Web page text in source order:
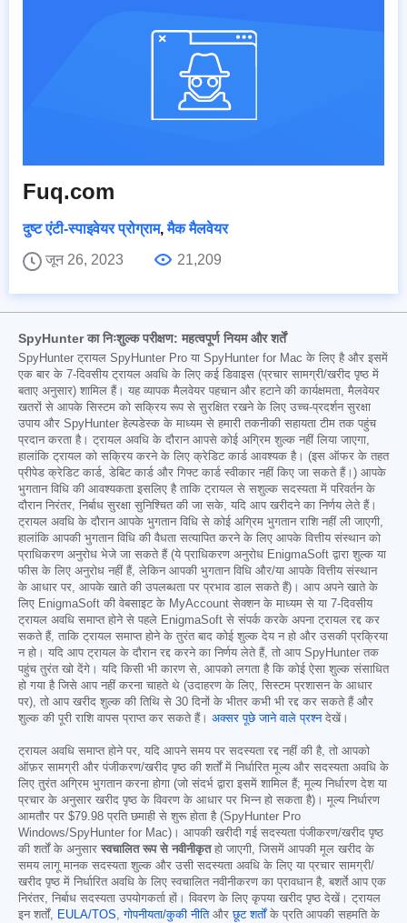
Fuq.com
दुष्ट एंटी-स्पाइवेयर प्रोग्राम,मैक मैलवेयर
जून 26, 2023
21,209
SpyHunter का निःशुल्क परीक्षण: महत्वपूर्ण नियम और शर्तें
SpyHunter ट्रायल SpyHunter Pro या SpyHunter for Mac के लिए है और इसमें
एक बार के 7-दिवसीय ट्रायल अवधि के लिए कई डिवाइस (प्रचार सामग्री/खरीद पृष्ठ में
बताए अनुसार) शामिल हैं। यह व्यापक मैलवेयर पहचान और हटाने की कार्यक्षमता, मैलवेयर
खतरों से आपके सिस्टम को सक्रिय रूप से सुरक्षित रखने के लिए उच्च-प्रदर्शन सुरक्षा
उपाय और SpyHunter हेल्पडेस्क के माध्यम से हमारी तकनीकी सहायता टीम तक पहुंच
प्रदान करता है। ट्रायल अवधि के दौरान आपसे कोई अग्रिम शुल्क नहीं लिया जाएगा,
हालांकि ट्रायल को सक्रिय करने के लिए क्रेडिट कार्ड आवश्यक है। (इस ऑफर के तहत
प्रीपेड क्रेडिट कार्ड, डेबिट कार्ड और गिफ्ट कार्ड स्वीकार नहीं किए जा सकते हैं।) आपके
भुगतान विधि की आवश्यकता इसलिए है ताकि ट्रायल से सशुल्क सदस्यता में परिवर्तन के
दौरान निरंतर, निर्बाध सुरक्षा सुनिश्चित की जा सके, यदि आप खरीदने का निर्णय लेते हैं।
ट्रायल अवधि के दौरान आपके भुगतान विधि से कोई अग्रिम भुगतान राशि नहीं ली जाएगी,
हालांकि आपकी भुगतान विधि की वैधता सत्यापित करने के लिए आपके वित्तीय संस्थान को
प्राधिकरण अनुरोध भेजे जा सकते हैं (ये प्राधिकरण अनुरोध EnigmaSoft द्वारा शुल्क या
फीस के लिए अनुरोध नहीं हैं, लेकिन आपकी भुगतान विधि और/या आपके वित्तीय संस्थान
के आधार पर, आपके खाते की उपलब्धता पर प्रभाव डाल सकते हैं)। आप अपने खाते के
लिए EnigmaSoft की वेबसाइट के MyAccount सेक्शन के माध्यम से या 7-दिवसीय
ट्रायल अवधि समाप्त होने से पहले EnigmaSoft से संपर्क करके अपना ट्रायल रद्द कर
सकते हैं, ताकि ट्रायल समाप्त होने के तुरंत बाद कोई शुल्क देय न हो और उसकी प्रक्रिया
न हो। यदि आप ट्रायल के दौरान रद्द करने का निर्णय लेते हैं, तो आप SpyHunter तक
पहुंच तुरंत खो देंगे। यदि किसी भी कारण से, आपको लगता है कि कोई ऐसा शुल्क संसाधित
हो गया है जिसे आप नहीं करना चाहते थे (उदाहरण के लिए, सिस्टम प्रशासन के आधार
पर), तो आप खरीद शुल्क की तिथि से 30 दिनों के भीतर कभी भी रद्द कर सकते हैं और
शुल्क की पूरी राशि वापस प्राप्त कर सकते हैं। अक्सर पूछे जाने वाले प्रश्नदेखें।
ट्रायल अवधि समाप्त होने पर, यदि आपने समय पर सदस्यता रद्द नहीं की है, तो आपको
ऑफ़र सामग्री और पंजीकरण/खरीद पृष्ठ की शर्तों में निर्धारित मूल्य और सदस्यता अवधि के
लिए तुरंत अग्रिम भुगतान करना होगा (जो संदर्भ द्वारा इसमें शामिल हैं; मूल्य निर्धारण देश या
प्रचार के अनुसार खरीद पृष्ठ के विवरण के आधार पर भिन्न हो सकता है)। मूल्य निर्धारण
आमतौर पर $79.98 प्रति छमाही से शुरू होता है (SpyHunter Pro
Windows/SpyHunter for Mac)। आपकी खरीदी गई सदस्यता पंजीकरण/खरीद पृष्ठ
की शर्तों के अनुसार स्वचालित रूप से नवीनीकृतहो जाएगी, जिसमें आपकी मूल खरीद के
समय लागू मानक सदस्यता शुल्क और उसी सदस्यता अवधि के लिए या प्रचार सामग्री/
खरीद पृष्ठ में निर्धारित अवधि के लिए स्वचालित नवीनीकरण का प्रावधान है, बशर्ते आप एक
निरंतर, निर्बाध सदस्यता उपयोगकर्ता हों। विवरण के लिए कृपया खरीद पृष्ठ देखें। ट्रायल
इन शर्तों, EULA/TOS,गोपनीयता/कुकी नीतिऔरछूट शर्तोंके प्रति आपकी सहमति के